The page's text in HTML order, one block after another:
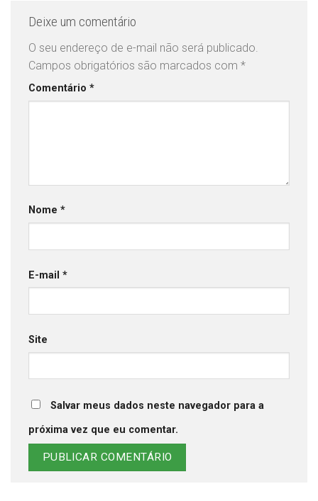
Deixe um comentário
O seu endereço de e-mail não será publicado.
Campos obrigatórios são marcados com *
Comentário *
Nome *
E-mail *
Site
Salvar meus dados neste navegador para a
próxima vez que eu comentar.